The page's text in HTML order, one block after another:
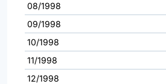
08/1998
09/1998
10/1998
11/1998
12/1998